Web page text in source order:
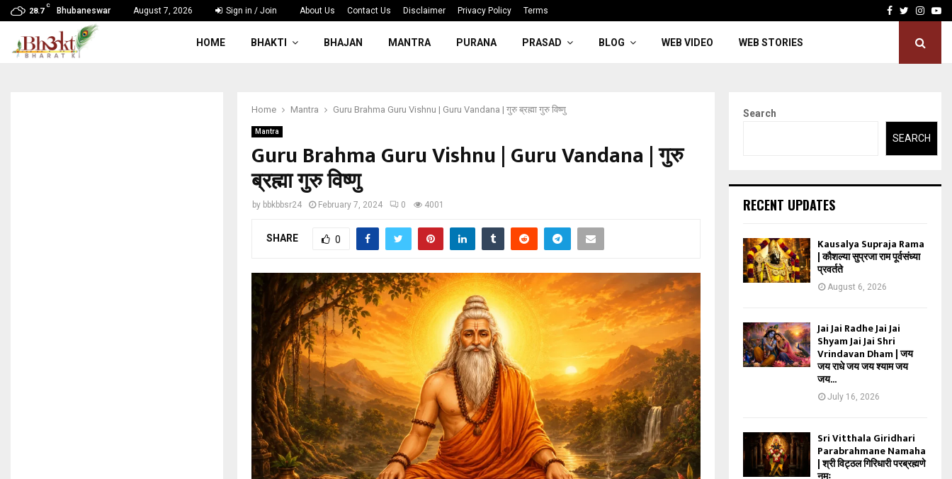
28.7
C
Bhubaneswar August 7, 2026 Sign in / Join About Us Contact Us Disclaimer Privacy Policy Terms Facebook
Twitter
HOME BHAKTI BHAJAN MANTRA PURANA PRASAD BLOG WEB VIDEO WEB STORIES
Home Mantra Guru Brahma Guru Vishnu | Guru Vandana | गुरु ब्रह्मा गुरु विष्णु
Mantra
Guru Brahma Guru Vishnu | Guru Vandana | गुरु
ब्रह्मा गुरु विष्णु
by bbkbbsr24 February 7, 2024 0 4001
SHARE 0
Search
SEARCH
RECENT UPDATES
Kausalya Supraja Rama
| कौशल्या सुप्रजा राम पूर्वसंध्या
प्रवर्तते
August 6, 2026
Jai Jai Radhe Jai Jai
Shyam Jai Jai Shri
Vrindavan Dham | जय
जय राधे जय जय श्याम जय
जय...
July 16, 2026
Sri Vitthala Giridhari
Parabrahmane Namaha
| श्री विट्ठल गिरिधारी परब्रह्मणे